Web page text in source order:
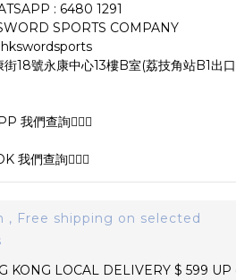
: 6480 1291
SPORTS COMPANY
街18號永康中心13樓B室(荔技角站B1出
我們查詢🙆‍♂️✅
我們查詢🙆‍♂️✅
, Free shipping on selected
KONG LOCAL DELIVERY $ 599 UP